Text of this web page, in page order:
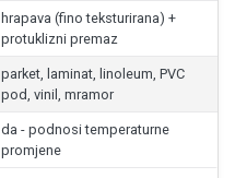
hrapava (fino teksturirana) +
protuklizni premaz
parket, laminat, linoleum, PVC
pod, vinil, mramor
da - podnosi temperaturne
promjene